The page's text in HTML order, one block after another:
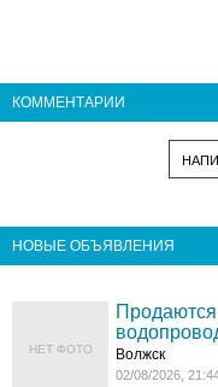
КОММЕНТАРИИ
НОВЫЕ ОБЪЯВЛЕНИЯ
НЕТ ФОТО Волжск
02/08/2026,